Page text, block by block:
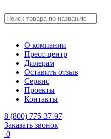
О компании
Пресс-центр
Дилерам
Оставить отзыв
Сервис
Проекты
Контакты
8 (800) 775-37-97
Заказать звонок
0